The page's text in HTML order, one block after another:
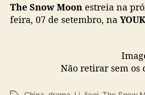
The Snow Moon estreia na
feira, 07 de setembro, na
Não retirar sem os